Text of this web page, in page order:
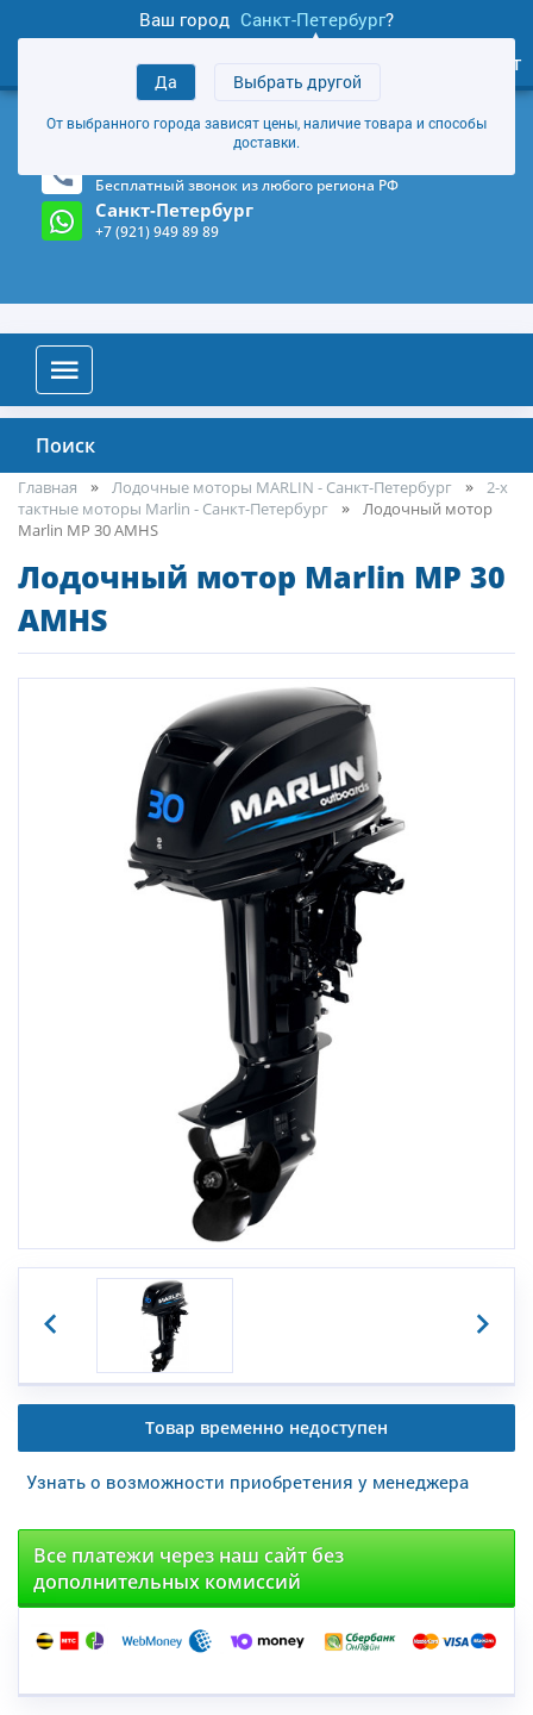
Ваш город Санкт-Петербург?
Да Выбрать другой
От выбранного города зависят цены, наличие товара и способы
доставки.
товаров
Личный кабинет
+7 (921) 949 89 89
Магазин и склад в Санкт-Петербурге (Карта)
Бесплатный звонок из любого региона РФ
Санкт-Петербург
+7 (921) 949 89 89
Поиск
Главная Лодочные моторы MARLIN - Санкт-Петербург
2-х
тактные моторы Marlin - Санкт-Петербург
Лодочный мотор
Marlin MP 30 AMHS
Лодочный мотор Marlin MP 30
AMHS
Товар временно недоступен
Узнать о возможности приобретения у менеджера
Все платежи через наш сайт без
дополнительных комиссий